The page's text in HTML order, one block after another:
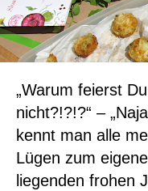
„Warum feierst
nicht?!?!?“ –
kennt man alle
Lügen zum
liegenden frohen